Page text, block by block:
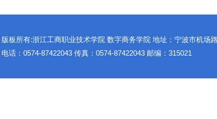
版板所有:浙江工商职业技术学院 数字商务学院 地址：宁波市机场
电话：0574-87422043 传真：0574-87422043 邮编：315021